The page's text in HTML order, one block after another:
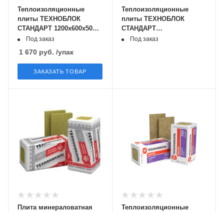
Теплоизоляционные
плиты ТЕХНОБЛОК
СТАНДАРТ 1200х600х50мм
(0,216м3)
Под заказ
1 670 руб. /упак
ЗАКАЗАТЬ ТОВАР
Теплоизоляционные
плиты ТЕХНОБЛОК
СТАНДАРТ
1200х600х100мм (0,216м3)
Под заказ
Плита минераловатная
Теплоизоляционные